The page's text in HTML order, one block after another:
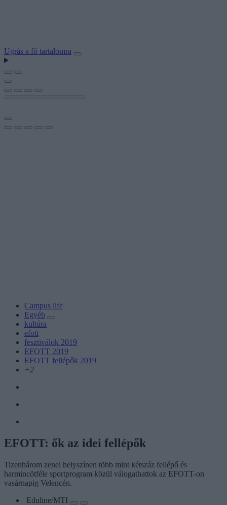
Ugrás a fő tartalomra
Campus life
Egyéb
kultúra
efott
fesztiválok 2019
EFOTT 2019
EFOTT fellépők 2019
+2
EFOTT: ők az idei fellépők
Tizenhárom zenei helyszínen több mint kétszáz fellépő és
harmincötféle sportprogram közül válogathattok az EFOTT-on
vasárnapig Velencén.
Eduline/MTI